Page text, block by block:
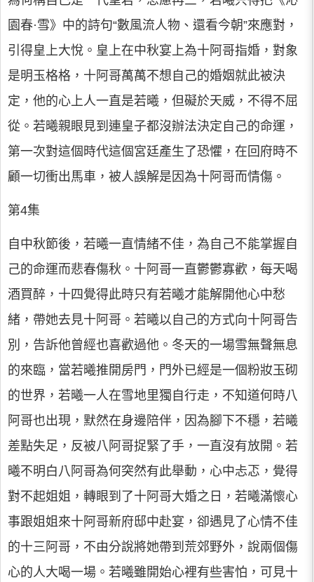
園春·雪》中的詩句“數風流人物、還看今朝”來應對，
引得皇上大悅。皇上在中秋宴上為十阿哥指婚，對象
是明玉格格，十阿哥萬萬不想自己的婚姻就此被決
定，他的心上人一直是若曦，但礙於天威，不得不屈
從。若曦親眼見到連皇子都沒辦法決定自己的命運，
第一次對這個時代這個宮廷產生了恐懼，在回府時不
顧一切衝出馬車，被人誤解是因為十阿哥而情傷。
第4集
自中秋節後，若曦一直情緒不佳，為自己不能掌握自
己的命運而悲春傷秋。十阿哥一直鬱鬱寡歡，每天喝
酒買醉，十四覺得此時只有若曦才能解開他心中愁
緒，帶她去見十阿哥。若曦以自己的方式向十阿哥告
別，告訴他曾經也喜歡過他。冬天的一場雪無聲無息
的來臨，當若曦推開房門，門外已經是一個粉妝玉砌
的世界，若曦一人在雪地里獨自行走，不知道何時八
阿哥也出現，默然在身邊陪伴，因為腳下不穩，若曦
差點失足，反被八阿哥捉緊了手，一直沒有放開。若
曦不明白八阿哥為何突然有此舉動，心中忐忑，覺得
對不起姐姐，轉眼到了十阿哥大婚之日，若曦滿懷心
事跟姐姐來十阿哥新府邸中赴宴，卻遇見了心情不佳
的十三阿哥，不由分說將她帶到荒郊野外，說兩個傷
心的人大喝一場。若曦雖開始心裡有些害怕，可見十